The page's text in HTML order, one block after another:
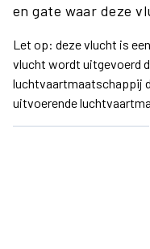
en gate waar deze
Let op: deze vlucht is een
vlucht wordt uitgevoerd
luchtvaartmaatschappij
uitvoerende